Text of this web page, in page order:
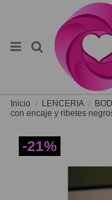
Inicio LENCERIA
con encaje y ribetes
-21%